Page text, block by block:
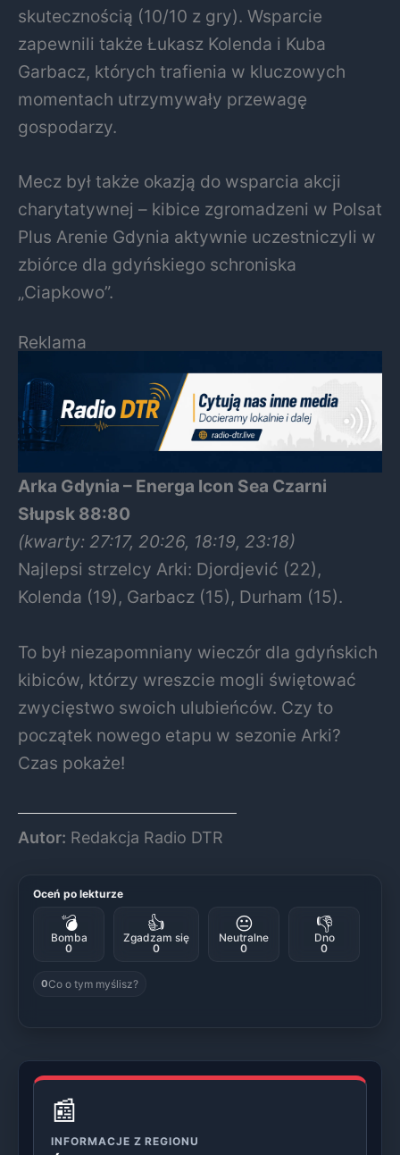
skutecznością (10/10 z gry). Wsparcie
zapewnili także Łukasz Kolenda i Kuba
Garbacz, których trafienia w kluczowych
momentach utrzymywały przewagę
gospodarzy.
Mecz był także okazją do wsparcia akcji
charytatywnej – kibice zgromadzeni w Polsat
Plus Arenie Gdynia aktywnie uczestniczyli w
zbiórce dla gdyńskiego schroniska
„Ciapkowo”.
Reklama
Arka Gdynia – Energa Icon Sea Czarni
Słupsk 88:80
(kwarty: 27:17, 20:26, 18:19, 23:18)
Najlepsi strzelcy Arki: Djordjević (22),
Kolenda (19), Garbacz (15), Durham (15).
To był niezapomniany wieczór dla gdyńskich
kibiców, którzy wreszcie mogli świętować
zwycięstwo swoich ulubieńców. Czy to
początek nowego etapu w sezonie Arki?
Czas pokaże!
Autor: Redakcja Radio DTR
Oceń po lekturze
💣
Bomba
0
👍
Zgadzam się
0
😐
Neutralne
0
👎
Dno
0
0Co o tym myślisz?
📰
INFORMACJE Z REGIONU